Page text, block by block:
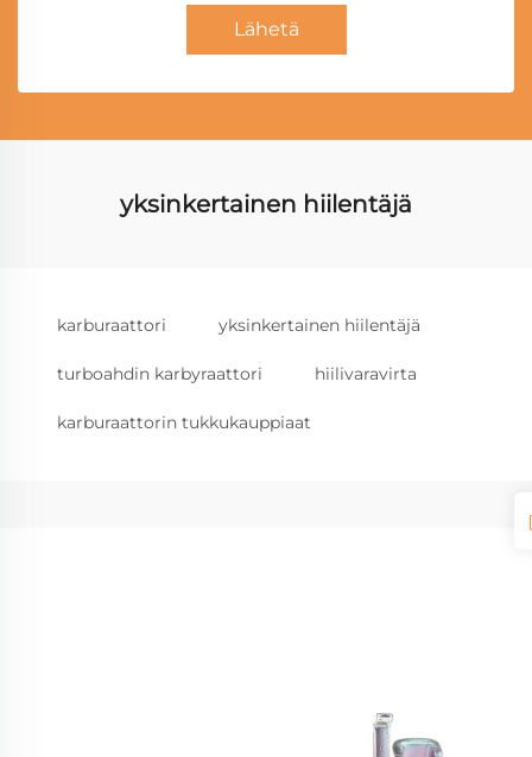
Lähetä
yksinkertainen hiilentäjä
karburaattori yksinkertainen hiilentäjä
turboahdin karbyraattori hiilivaravirta
karburaattorin tukkukauppiaat